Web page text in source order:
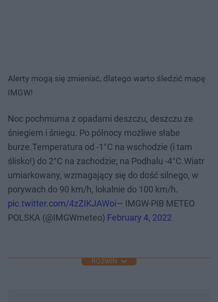
Alerty mogą się zmieniać, dlatego warto śledzić mapę
IMGW!
Noc pochmurna z opadami deszczu, deszczu ze
śniegiem i śniegu. Po północy możliwe słabe
burze.Temperatura od -1°C na wschodzie (i tam
ślisko!) do 2°C na zachodzie; na Podhalu -4°C.Wiatr
umiarkowany, wzmagający się do dość silnego, w
porywach do 90 km/h, lokalnie do 100 km/h.
pic.twitter.com/4zZIKJAWoi— IMGW-PIB METEO
POLSKA (@IMGWmeteo) February 4, 2022
ROZWIŃ